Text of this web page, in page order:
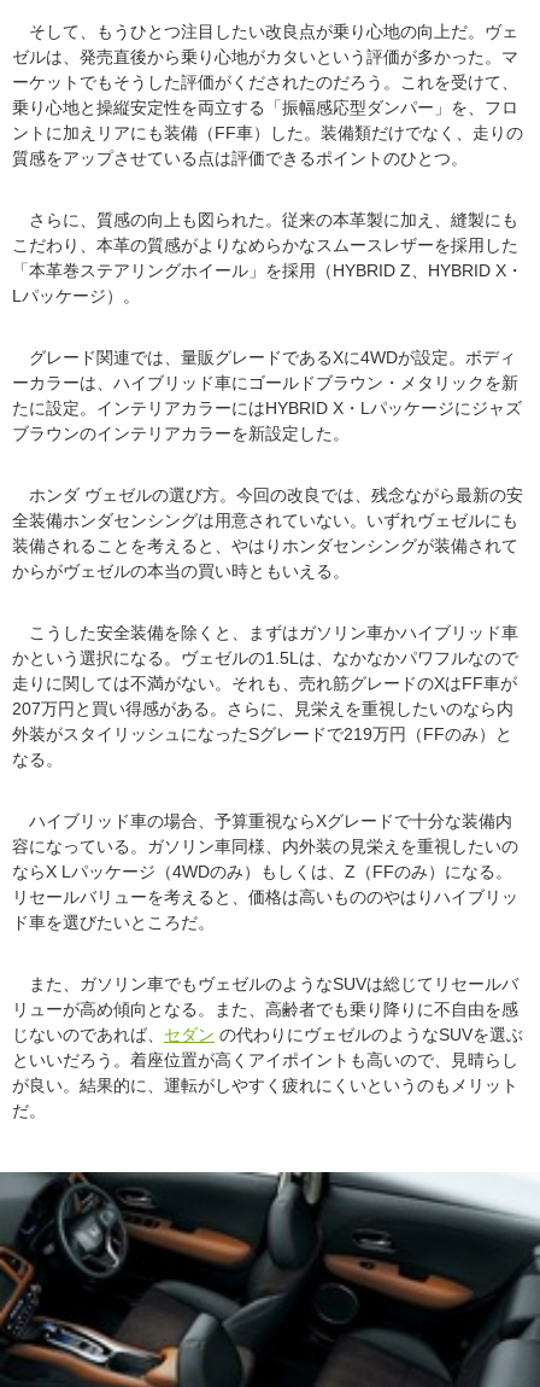
そして、もうひとつ注目したい改良点が乗り心地の向上だ。ヴェ
ゼルは、発売直後から乗り心地がカタいという評価が多かった。マ
ーケットでもそうした評価がくだされたのだろう。これを受けて、
乗り心地と操縦安定性を両立する「振幅感応型ダンパー」を、フロ
ントに加えリアにも装備（FF車）した。装備類だけでなく、走りの
質感をアップさせている点は評価できるポイントのひとつ。
さらに、質感の向上も図られた。従来の本革製に加え、縫製にも
こだわり、本革の質感がよりなめらかなスムースレザーを採用した
「本革巻ステアリングホイール」を採用（HYBRID Z、HYBRID X・
Lパッケージ）。
グレード関連では、量販グレードであるXに4WDが設定。ボディ
ーカラーは、ハイブリッド車にゴールドブラウン・メタリックを新
たに設定。インテリアカラーにはHYBRID X・Lパッケージにジャズ
ブラウンのインテリアカラーを新設定した。
ホンダ ヴェゼルの選び方。今回の改良では、残念ながら最新の安
全装備ホンダセンシングは用意されていない。いずれヴェゼルにも
装備されることを考えると、やはりホンダセンシングが装備されて
からがヴェゼルの本当の買い時ともいえる。
こうした安全装備を除くと、まずはガソリン車かハイブリッド車
かという選択になる。ヴェゼルの1.5Lは、なかなかパワフルなので
走りに関しては不満がない。それも、売れ筋グレードのXはFF車が
207万円と買い得感がある。さらに、見栄えを重視したいのなら内
外装がスタイリッシュになったSグレードで219万円（FFのみ）と
なる。
ハイブリッド車の場合、予算重視ならXグレードで十分な装備内
容になっている。ガソリン車同様、内外装の見栄えを重視したいの
ならX Lパッケージ（4WDのみ）もしくは、Z（FFのみ）になる。
リセールバリューを考えると、価格は高いもののやはりハイブリッ
ド車を選びたいところだ。
また、ガソリン車でもヴェゼルのようなSUVは総じてリセールバ
リューが高め傾向となる。また、高齢者でも乗り降りに不自由を感
じないのであれば、 セダン の代わりにヴェゼルのようなSUVを選ぶ
といいだろう。着座位置が高くアイポイントも高いので、見晴らし
が良い。結果的に、運転がしやすく疲れにくいというのもメリット
だ。